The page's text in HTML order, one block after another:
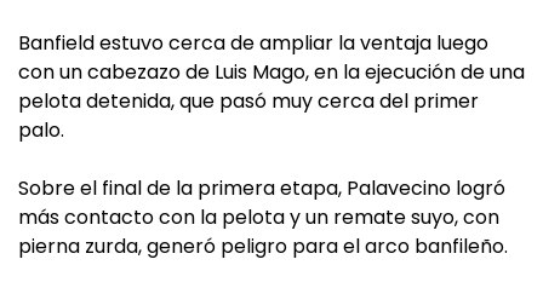
Banfield estuvo cerca de ampliar la ventaja luego
con un cabezazo de Luis Mago, en la ejecución de una
pelota detenida, que pasó muy cerca del primer
palo.
Sobre el final de la primera etapa, Palavecino logró
más contacto con la pelota y un remate suyo, con
pierna zurda, generó peligro para el arco banfileño.